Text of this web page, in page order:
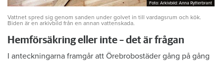
Foto: Arkivbild: Anna Rytterbrant
Foto: Arkivbild: Anna Rytterbrant
Vattnet spred sig genom sanden under golvet in till vardagsrum och kök.
Biden är en arkivbild från en annan vattenskada.
Hemförsäkring eller inte – det är frågan
I anteckningarna framgår att Örebrobostäder gång på gång